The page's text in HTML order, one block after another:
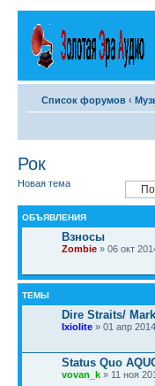
Список форумов ‹
Рок
Новая тема
ОБЪЯВЛЕНИЯ
Взносы
Zombie » 06 окт
ТЕМЫ
Dire Straits/
Ixiolite » 01 апр
Status Quo
vovan_k » 11 ноя